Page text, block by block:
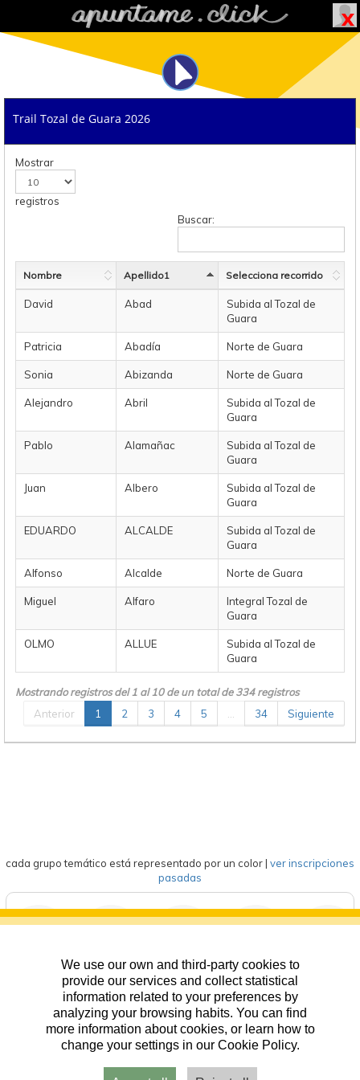
We use our own and third-party cookies to
provide our services and collect statistical
information related to your preferences by
analyzing your browsing habits. You can find
more information about cookies, or learn how to
change your settings in our Cookie Policy.
Trail Tozal de Guara 2026
Mostrar
registros
Buscar:
Nombre Apellido1 Selecciona recorrido
David Abad
Subida al Tozal de
Guara
Patricia Abadía Norte de Guara
Sonia Abizanda Norte de Guara
Alejandro Abril
Subida al Tozal de
Guara
Pablo Alamañac
Subida al Tozal de
Guara
Juan Albero
Subida al Tozal de
Guara
EDUARDO ALCALDE
Subida al Tozal de
Guara
Alfonso Alcalde Norte de Guara
Miguel Alfaro
Integral Tozal de
Guara
OLMO ALLUE
Subida al Tozal de
Guara
Mostrando registros del 1 al 10 de un total de 334 registros
Anterior
1 2 3 4 5 34 Siguiente
cada grupo temático está representado por un color| ver inscripciones
pasadas
eventos competición formación